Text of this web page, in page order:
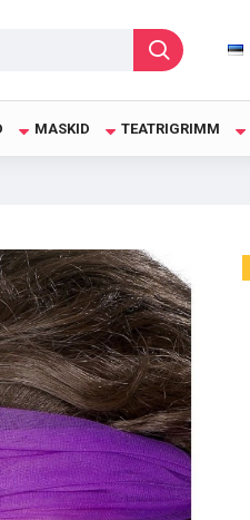
MASKID TEATRIGRIMM